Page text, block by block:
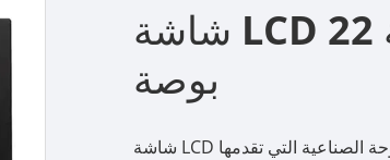
شاشة LCD مثبتة على لوحة 22
بوصة
شاشة LCD مثبتة على اللوحة الصناعية التي تقدمها Amongo مثالية لكل